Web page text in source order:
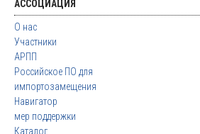
АССОЦИАЦИЯ
О нас
Участники
АРПП
Российское ПО для
импортозамещения
Навигатор
мер поддержки
Каталог